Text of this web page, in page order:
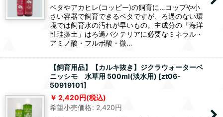
ベタやアカヒレ(コッピー)の飼育に…コップや小
さい容器で飼育できるベタですが、ろ過のない環
境では飼育水の汚れが早いもの。主成分の「海洋
性珪藻土」はろ過バクテリアに必要なミネラル・
アミノ酸・フルボ酸・微…
【飼育用品】【カルキ抜き】ジクラウォーターベ
ニッシモ 水草用 500ml(淡水用) [zt06-
50919101]
2,420円(税込)
希望小売価格: 2,420円